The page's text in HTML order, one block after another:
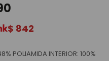
$ 842
POLIAMIDA INTERIOR: 100%